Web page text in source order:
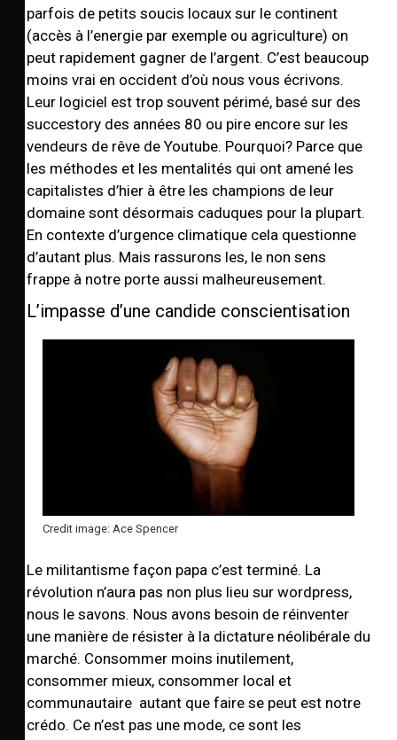
parfois de petits soucis locaux sur le continent
(accès à l’energie par exemple ou agriculture) on
peut rapidement gagner de l’argent. C’est beaucoup
moins vrai en occident d’où nous vous écrivons.
Leur logiciel est trop souvent périmé, basé sur des
succestory des années 80 ou pire encore sur les
vendeurs de rêve de Youtube. Pourquoi? Parce que
les méthodes et les mentalités qui ont amené les
capitalistes d’hier à être les champions de leur
domaine sont désormais caduques pour la plupart.
En contexte d’urgence climatique cela questionne
d’autant plus. Mais rassurons les, le non sens
frappe à notre porte aussi malheureusement.
L’impasse d’une candide conscientisation
Credit image: Ace Spencer
Le militantisme façon papa c’est terminé. La
révolution n’aura pas non plus lieu sur wordpress,
nous le savons. Nous avons besoin de réinventer
une manière de résister à la dictature néolibérale du
marché. Consommer moins inutilement,
consommer mieux, consommer local et
communautaire autant que faire se peut est notre
crédo. Ce n’est pas une mode, ce sont les